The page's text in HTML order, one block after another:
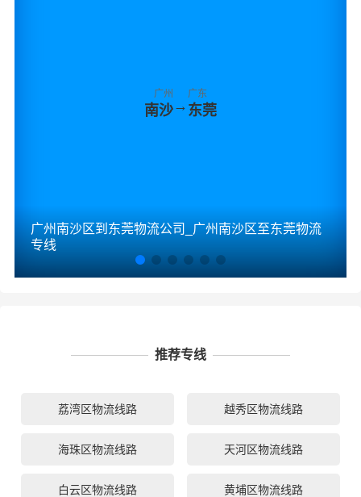
广州
南沙→
广东
东莞
广州南沙区到东莞物流公司_广州南沙区至东莞物流
专线
推荐专线
荔湾区物流线路 越秀区物流线路
海珠区物流线路 天河区物流线路
白云区物流线路 黄埔区物流线路